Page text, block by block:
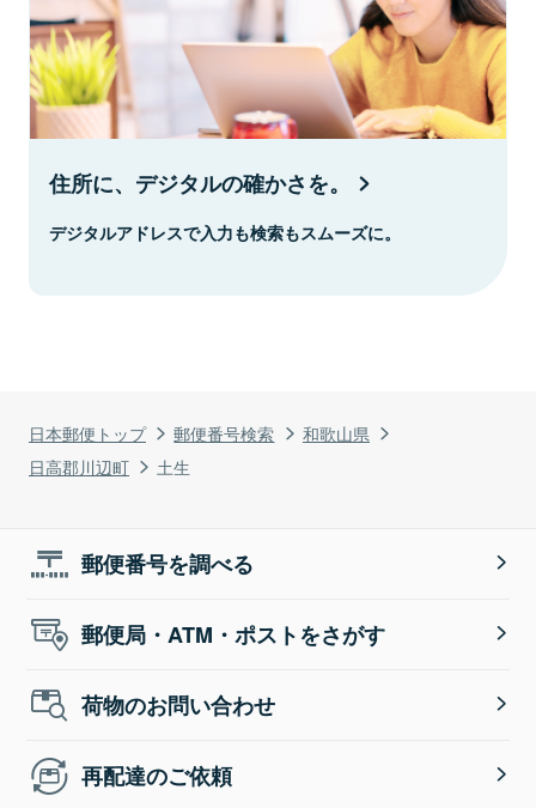
日本郵便トップ 郵便番号検索
和歌山県
日高郡川辺町
土生
住所に、デジタルの確かさを。
デジタルアドレスで入力も検索もスムーズに。
郵便番号を調べる
郵便局・ATM・ポストをさがす
荷物のお問い合わせ
再配達のご依頼